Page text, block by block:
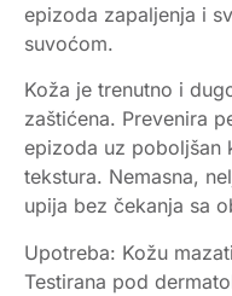
epizoda zapaljenja i
suvoćom.
Koža je trenutno i
zaštićena. Prevenira
epizoda uz poboljšan
tekstura. Nemasna,
upija bez čekanja sa
Upotreba: Kožu
Testirana pod